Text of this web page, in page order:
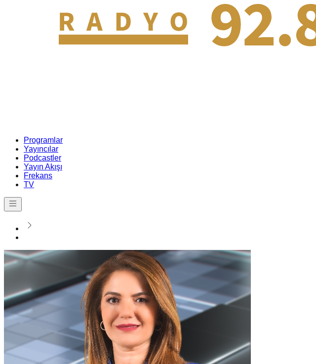
Programlar
Yayıncılar
Podcastler
Yayın Akışı
Frekans
TV